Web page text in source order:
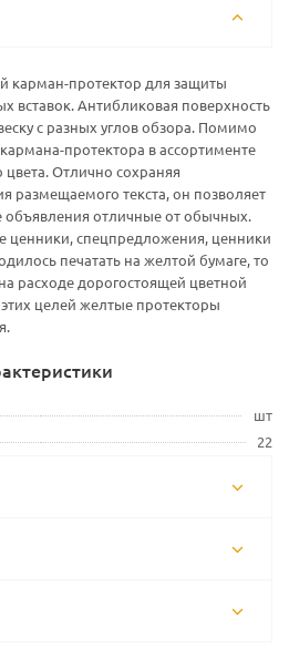
карман-протектор для защиты
Антибликовая поверхность
с разных углов обзора. Помимо
протектора в ассортименте
цвета. Отлично сохраняя
размещаемого текста, он позволяет
объявления отличные от обычных.
ценники, спецпредложения, ценники
печатать на желтой бумаге, то
расходе дорогостоящей цветной
целей желтые протекторы
шт
22